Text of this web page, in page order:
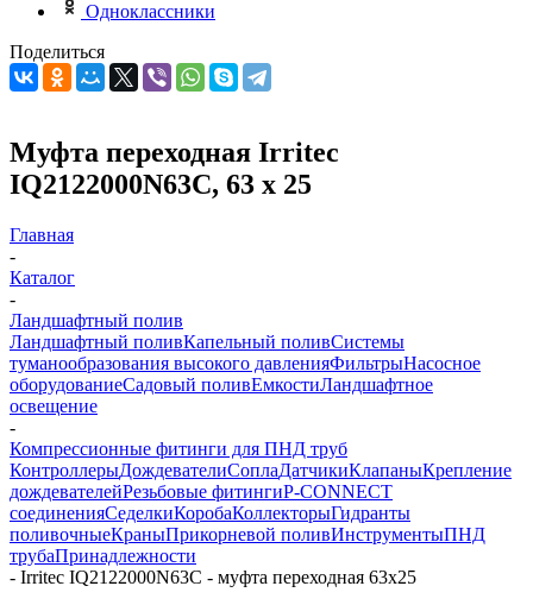
Одноклассники
Поделиться
Муфта переходная Irritec
IQ2122000N63C, 63 х 25
Главная
-
Каталог
-
Ландшафтный полив
Ландшафтный поливКапельный поливСистемы
туманообразования высокого давленияФильтрыНасосное
оборудованиеСадовый поливЕмкостиЛандшафтное
освещение
-
Компрессионные фитинги для ПНД труб
КонтроллерыДождевателиСоплаДатчикиКлапаныКрепление
дождевателейРезьбовые фитингиP-CONNECT
соединенияСеделкиКоробаКоллекторыГидранты
поливочныеКраныПрикорневой поливИнструментыПНД
трубаПринадлежности
- Irritec IQ2122000N63C - муфта переходная 63х25